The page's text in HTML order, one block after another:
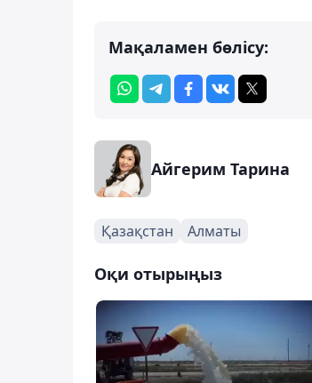
Мақаламен бөлісу:
Айгерим Тарина
Қазақстан Алматы
Оқи отырыңыз